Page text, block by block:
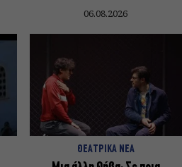
06.08.2026
ΘΕΑΤΡΙΚΑ ΝΕΑ